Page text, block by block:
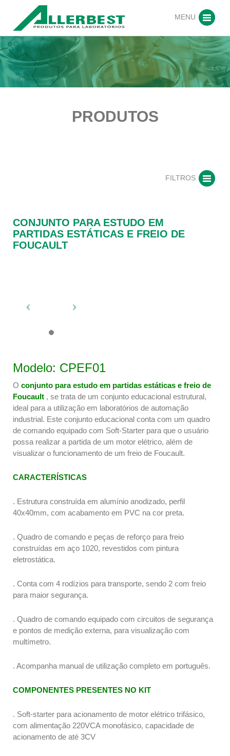
MENU
PRODUTOS
FILTROS
CONJUNTO PARA ESTUDO EM
PARTIDAS ESTÁTICAS E FREIO DE
FOUCAULT
Modelo: CPEF01
O conjunto para estudo em partidas estáticas e freio de
Foucault , se trata de um conjunto educacional estrutural,
ideal para a utilização em laboratórios de automação
industrial. Este conjunto educacional conta com um quadro
de comando equipado com Soft-Starter para que o usuário
possa realizar a partida de um motor elétrico, além de
visualizar o funcionamento de um freio de Foucault.
CARACTERÍSTICAS
. Estrutura construída em alumínio anodizado, perfil
40x40mm, com acabamento em PVC na cor preta.
. Quadro de comando e peças de reforço para freio
construídas em aço 1020, revestidos com pintura
eletrostática.
. Conta com 4 rodízios para transporte, sendo 2 com freio
para maior segurança.
. Quadro de comando equipado com circuitos de segurança
e pontos de medição externa, para visualização com
multímetro.
. Acompanha manual de utilização completo em português.
COMPONENTES PRESENTES NO KIT
. Soft-starter para acionamento de motor elétrico trifásico,
com alimentação 220VCA monofásico, capacidade de
acionamento de até 3CV